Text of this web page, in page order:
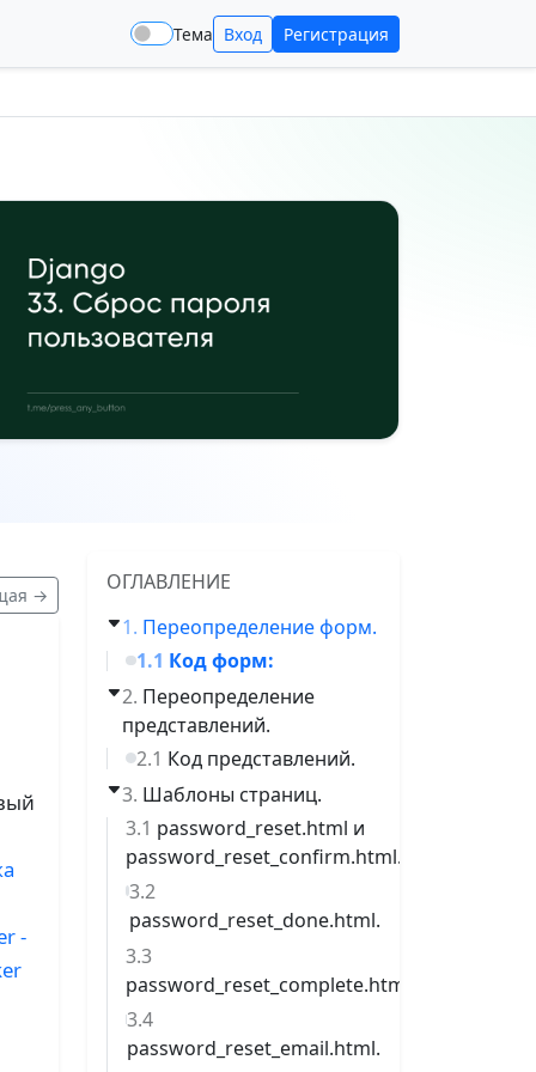
Тема Вход Регистрация
→
-
ОГЛАВЛЕНИЕ
Переопределение форм.
Код форм:
Переопределение
представлений.
Код представлений.
Шаблоны страниц.
password_reset.html и
password_reset_confirm.html.
password_reset_done.html.
password_reset_complete.html.
password_reset_email.html.